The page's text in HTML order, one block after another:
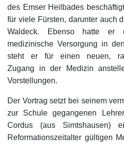
des Emser Heilbades
für viele Fürsten, darunter auch
Waldeck. Ebenso hatte er
medizinische Versorgung in
steht er für einen neuen,
Zugang in der Medizin
Vorstellungen.
Der Vortrag setzt bei seinem
zur Schule gegangenen
Cordus (aus
Reformationszeitalter gültigen